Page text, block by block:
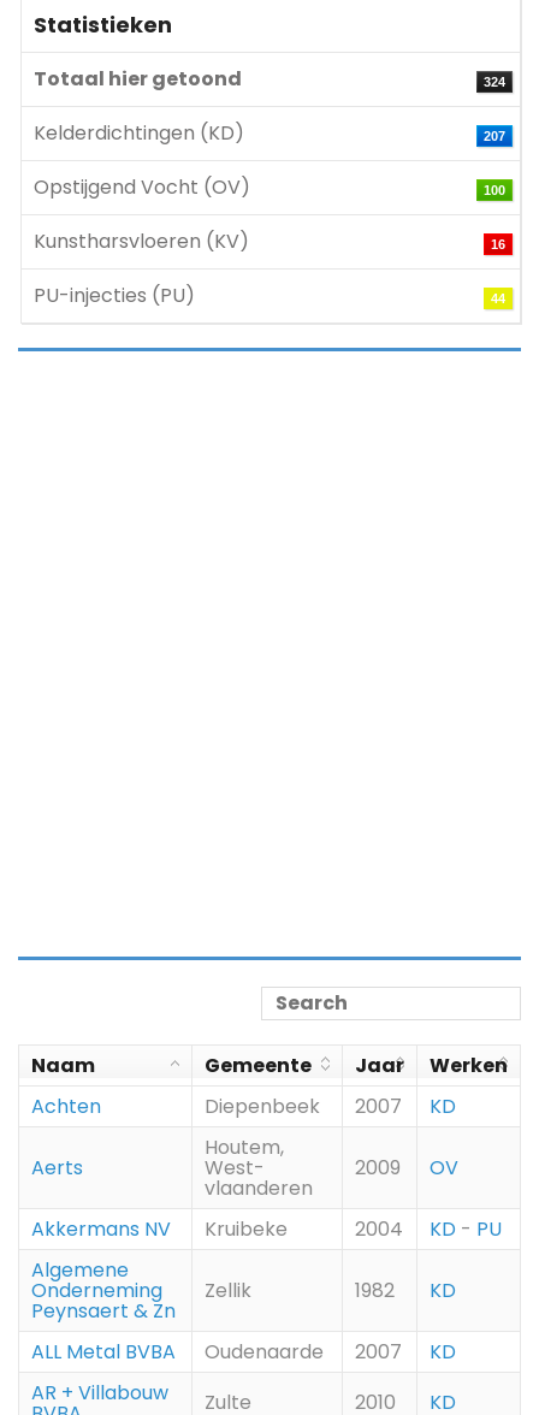
Statistieken
Totaal hier getoond 324
Kelderdichtingen (KD) 207
Opstijgend Vocht (OV) 100
Kunstharsvloeren (KV) 16
PU-injecties (PU) 44
Naam Gemeente Jaar
Werken
Achten
Diepenbeek 2007 KD
Aerts
Houtem,
West-
vlaanderen
2009 OV
Akkermans NV Kruibeke 2004 KD - PU
Algemene
Onderneming
Peynsaert & Zn
Zellik 1982 KD
ALL Metal BVBA Oudenaarde 2007
KD
AR + Villabouw
Zulte 2010
KD